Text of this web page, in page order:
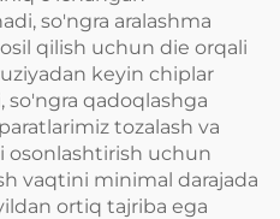
so'ngra aralashma
qilish uchun die orqali
keyin chiplar
so'ngra qadoqlashga
tozalash va
osonlashtirish uchun
vaqtini minimal darajada
ortiq tajriba ega